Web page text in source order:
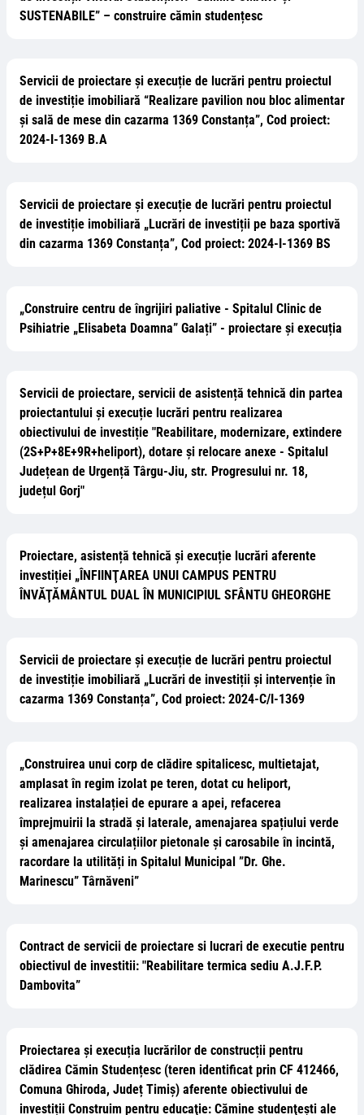
SUSTENABILE” – construire cămin studențesc
Servicii de proiectare și execuție de lucrări pentru proiectul
de investiție imobiliară “Realizare pavilion nou bloc alimentar
și sală de mese din cazarma 1369 Constanța”, Cod proiect:
2024-I-1369 B.A
Servicii de proiectare și execuție de lucrări pentru proiectul
de investiție imobiliară „Lucrări de investiții pe baza sportivă
din cazarma 1369 Constanța”, Cod proiect: 2024-I-1369 BS
„Construire centru de îngrijiri paliative - Spitalul Clinic de
Psihiatrie „Elisabeta Doamna” Galați” - proiectare și execuția
Servicii de proiectare, servicii de asistență tehnică din partea
proiectantului și execuție lucrări pentru realizarea
obiectivului de investiție "Reabilitare, modernizare, extindere
(2S+P+8E+9R+heliport), dotare și relocare anexe - Spitalul
Județean de Urgență Târgu-Jiu, str. Progresului nr. 18,
județul Gorj"
Proiectare, asistență tehnică și execuție lucrări aferente
investiției „ÎNFIINŢAREA UNUI CAMPUS PENTRU
ÎNVĂŢĂMÂNTUL DUAL ÎN MUNICIPIUL SFÂNTU GHEORGHE
Servicii de proiectare și execuție de lucrări pentru proiectul
de investiție imobiliară „Lucrări de investiții și intervenție în
cazarma 1369 Constanța”, Cod proiect: 2024-C/I-1369
„Construirea unui corp de clădire spitalicesc, multietajat,
amplasat în regim izolat pe teren, dotat cu heliport,
realizarea instalației de epurare a apei, refacerea
împrejmuirii la stradă și laterale, amenajarea spațiului verde
și amenajarea circulațiilor pietonale și carosabile în incintă,
racordare la utilități in Spitalul Municipal ”Dr. Ghe.
Marinescu” Târnăveni”
Contract de servicii de proiectare si lucrari de executie pentru
obiectivul de investitii: "Reabilitare termica sediu A.J.F.P.
Dambovita”
Proiectarea și execuția lucrărilor de construcții pentru
clădirea Cămin Studențesc (teren identificat prin CF 412466,
Comuna Ghiroda, Județ Timiș) aferente obiectivului de
investiții Construim pentru educaţie: Cămine studenţeşti ale